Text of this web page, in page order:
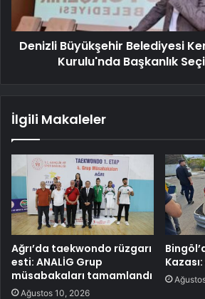
Denizli Büyükşehir Belediyesi
Kurulu'nda Başkanlık
İlgili Makaleler
Ağrı’da taekwondo rüzgarı
esti: ANALİG Grup
müsabakaları tamamlandı
Ağustos 10, 2026